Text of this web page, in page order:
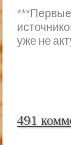
***
уже не
491